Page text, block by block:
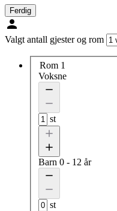
Ferdig
Valgt antall gjester og rom
Rom 1
Voksne
st
Barn 0 - 12 år
st